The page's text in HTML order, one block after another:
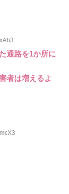
通路を1か所に
者は増えるよ